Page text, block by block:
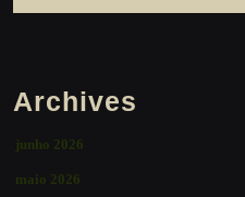
Archives
junho 2026
maio 2026